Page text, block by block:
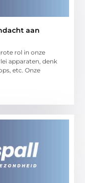
aan
rol in onze
apparaten, denk
etc. Onze